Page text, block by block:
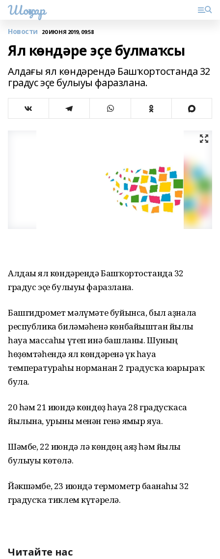
Шоңҡар
Новости 20 ИЮНЯ 2019, 09:58
Ял көндәре эҫе булмаҡсы
Алдағы ял көндәрендә Башҡортостанда 32
градус эҫе булыуы фаразлана.
Алдағы ял көндәрендә Башҡортостанда 32
градус эҫе булыуы фаразлана.
Башгидромет мәғлүмәте буйынса, был аҙнала
республика биләмәһенә көнбайыштан йылы
һауа массаһы үтеп инә башланы. Шуның
һөҙөмтәһендә ял көндәренә үк һауа
температураһы норманан 2 градусҡа юғарыраҡ
була.
20 һәм 21 июндә көндөҙ һауа 28 градусҡаса
йылына, урыны менән генә ямғыр яуа.
Шәмбе, 22 июндә лә көндөң аяҙ һәм йылы
булыуы көтөлә.
Йәкшәмбе, 23 июндә термометр бағанаһы 32
градусҡа тиклем күтәрелә.
Читайте нас